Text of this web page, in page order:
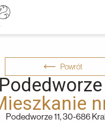
Powrót
Podedworze
Podedworze 11, 30-686